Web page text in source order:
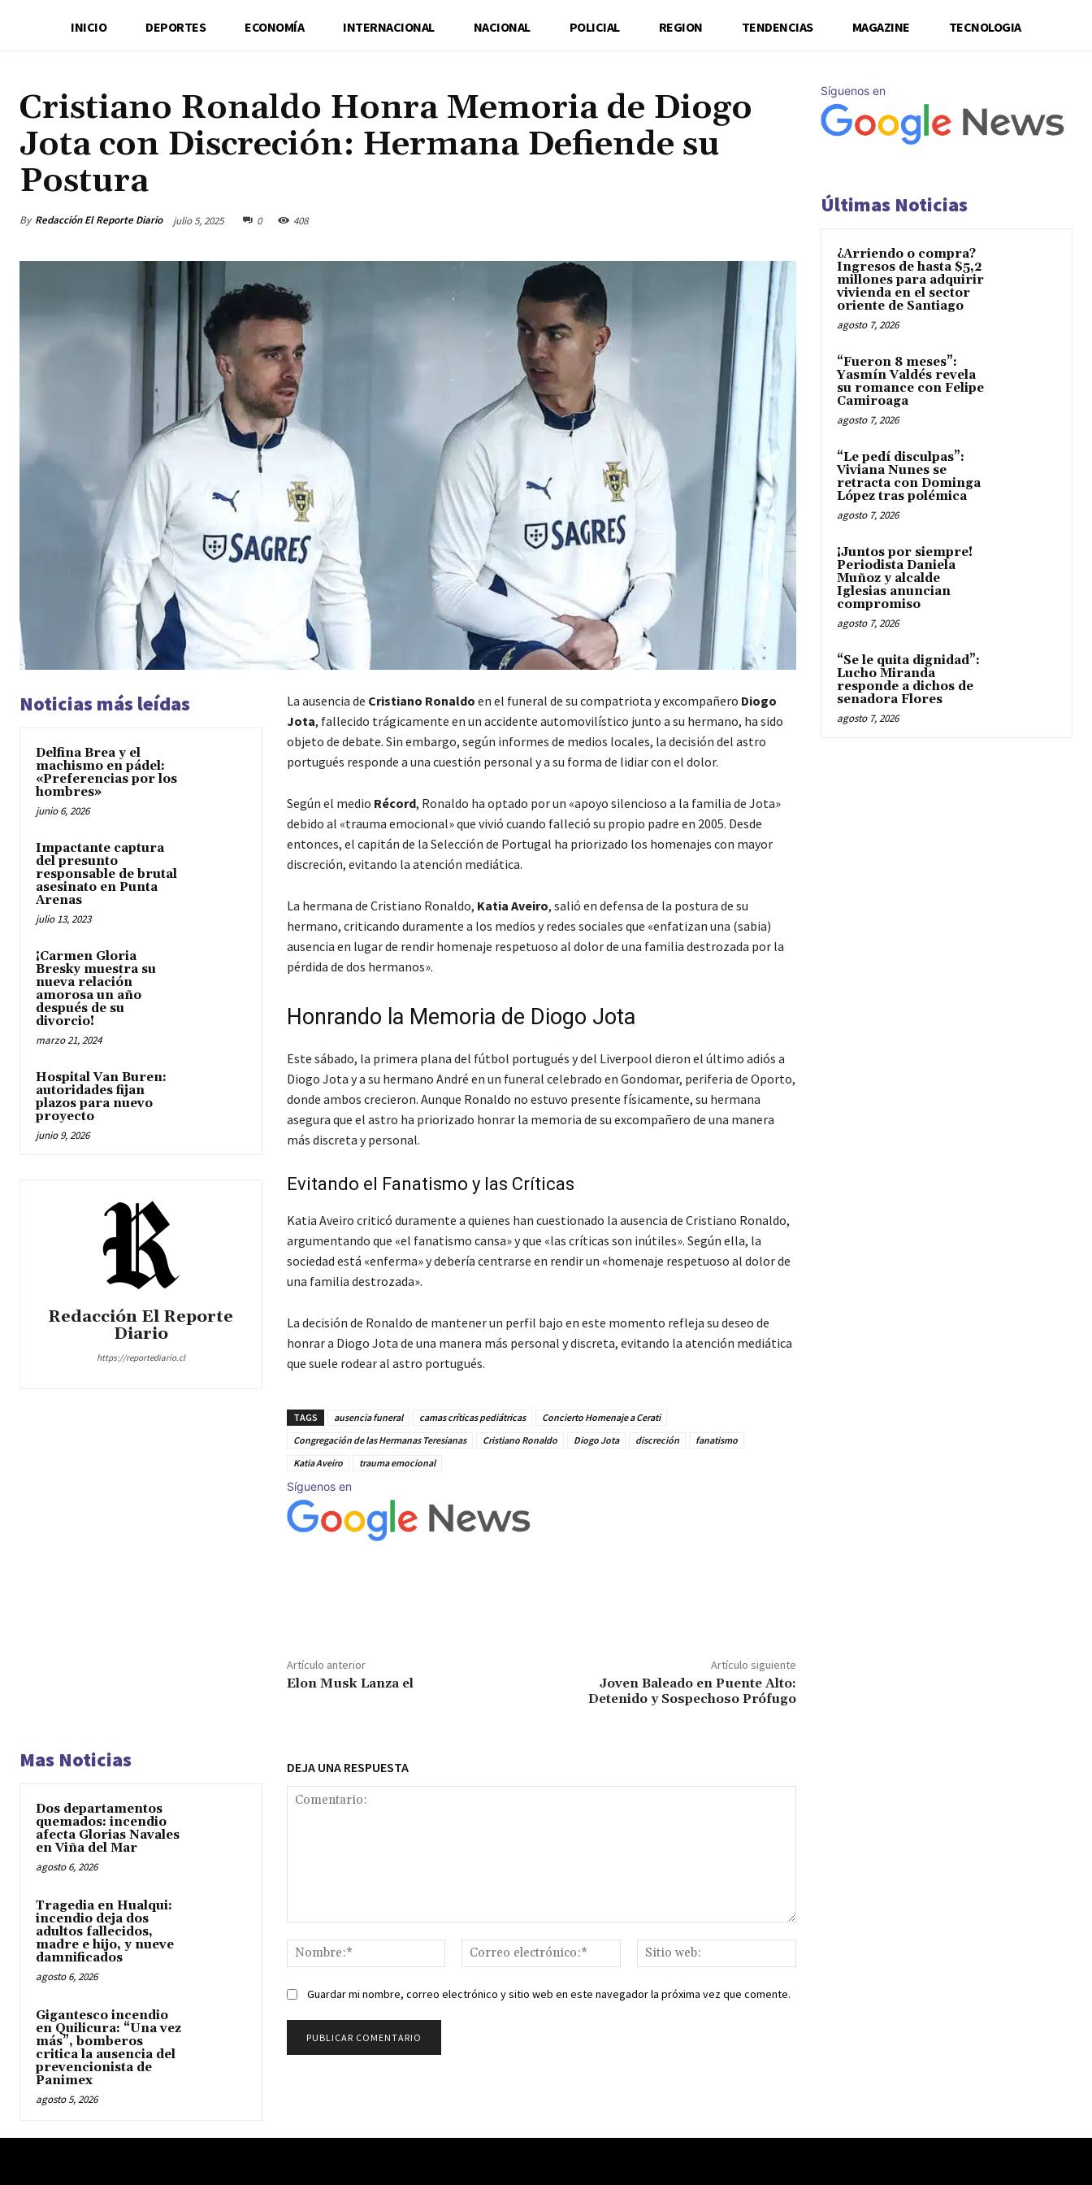
INICIO DEPORTES ECONOMÍA INTERNACIONAL NACIONAL POLICIAL REGION TENDENCIAS MAGAZINE TECNOLOGIA
Cristiano Ronaldo Honra Memoria de Diogo
Jota con Discreción: Hermana Defiende su
Postura
By Redacción El Reporte Diario julio 5, 2025 0 408
Noticias más leídas
Delfina Brea y el
machismo en pádel:
«Preferencias por los
hombres»
junio 6, 2026
Impactante captura
del presunto
responsable de brutal
asesinato en Punta
Arenas
julio 13, 2023
¡Carmen Gloria
Bresky muestra su
nueva relación
amorosa un año
después de su
divorcio!
marzo 21, 2024
Hospital Van Buren:
autoridades fijan
plazos para nuevo
proyecto
junio 9, 2026
Redacción El Reporte
Diario
https://reportediario.cl
La ausencia de Cristiano Ronaldo en el funeral de su compatriota y excompañero Diogo
Jota, fallecido trágicamente en un accidente automovilístico junto a su hermano, ha sido
objeto de debate. Sin embargo, según informes de medios locales, la decisión del astro
portugués responde a una cuestión personal y a su forma de lidiar con el dolor.
Según el medio Récord, Ronaldo ha optado por un «apoyo silencioso a la familia de Jota»
debido al «trauma emocional» que vivió cuando falleció su propio padre en 2005. Desde
entonces, el capitán de la Selección de Portugal ha priorizado los homenajes con mayor
discreción, evitando la atención mediática.
La hermana de Cristiano Ronaldo, Katia Aveiro, salió en defensa de la postura de su
hermano, criticando duramente a los medios y redes sociales que «enfatizan una (sabia)
ausencia en lugar de rendir homenaje respetuoso al dolor de una familia destrozada por la
pérdida de dos hermanos».
Honrando la Memoria de Diogo Jota
Este sábado, la primera plana del fútbol portugués y del Liverpool dieron el último adiós a
Diogo Jota y a su hermano André en un funeral celebrado en Gondomar, periferia de Oporto,
donde ambos crecieron. Aunque Ronaldo no estuvo presente físicamente, su hermana
asegura que el astro ha priorizado honrar la memoria de su excompañero de una manera
más discreta y personal.
Evitando el Fanatismo y las Críticas
Katia Aveiro criticó duramente a quienes han cuestionado la ausencia de Cristiano Ronaldo,
argumentando que «el fanatismo cansa» y que «las críticas son inútiles». Según ella, la
sociedad está «enferma» y debería centrarse en rendir un «homenaje respetuoso al dolor de
una familia destrozada».
La decisión de Ronaldo de mantener un perfil bajo en este momento refleja su deseo de
honrar a Diogo Jota de una manera más personal y discreta, evitando la atención mediática
que suele rodear al astro portugués.
TAGS ausencia funeral camas críticas pediátricas
Concierto Homenaje a Cerati
Congregación de las Hermanas Teresianas
Cristiano Ronaldo Diogo Jota discreción
fanatismo
Katia Aveiro
trauma emocional
Síguenos en
Artículo anterior
Elon Musk Lanza el
Artículo siguiente
Joven Baleado en Puente Alto:
Detenido y Sospechoso Prófugo
Mas Noticias
Dos departamentos
quemados: incendio
afecta Glorias Navales
en Viña del Mar
agosto 6, 2026
Tragedia en Hualqui:
incendio deja dos
adultos fallecidos,
madre e hijo, y nueve
damnificados
agosto 6, 2026
Gigantesco incendio
en Quilicura: “Una vez
más”, bomberos
critica la ausencia del
prevencionista de
Panimex
agosto 5, 2026
DEJA UNA RESPUESTA
Nombre:*
Correo
electrónico:*
web:
Guardar mi nombre, correo electrónico y sitio web en este navegador la próxima vez que comente.
Síguenos en
Últimas Noticias
¿Arriendo o compra?
Ingresos de hasta $5,2
millones para adquirir
vivienda en el sector
oriente de Santiago
agosto 7, 2026
“Fueron 8 meses”:
Yasmín Valdés revela
su romance con Felipe
Camiroaga
agosto 7, 2026
“Le pedí disculpas”:
Viviana Nunes se
retracta con Dominga
López tras polémica
agosto 7, 2026
¡Juntos por siempre!
Periodista Daniela
Muñoz y alcalde
Iglesias anuncian
compromiso
agosto 7, 2026
“Se le quita dignidad”:
Lucho Miranda
responde a dichos de
senadora Flores
agosto 7, 2026